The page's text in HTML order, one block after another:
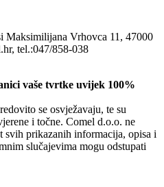
Maksimilijana Vrhovca 11, 47000
tel.:047/858-038
vaše tvrtke uvijek 100%
se osvježavaju, te su
i točne. Comel d.o.o. ne
svih prikazanih informacija, opisa i
slučajevima mogu odstupati